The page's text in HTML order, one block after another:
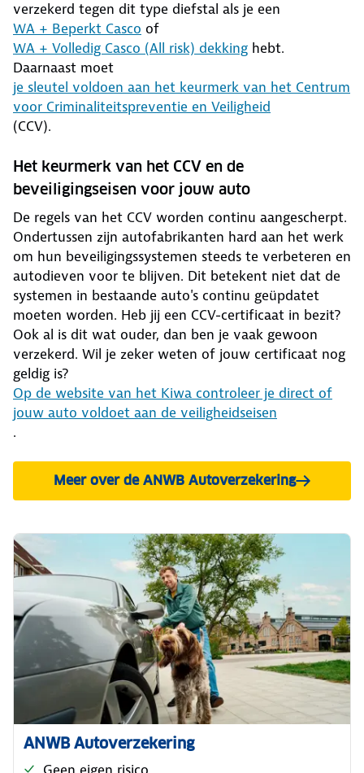
verzekerd tegen dit type diefstal als je een
WA + Beperkt Casco of
WA + Volledig Casco (All risk) dekking hebt.
Daarnaast moet
je sleutel voldoen aan het keurmerk van het Centrum
voor Criminaliteitspreventie en Veiligheid
(CCV).
Het keurmerk van het CCV en de
beveiligingseisen voor jouw auto
De regels van het CCV worden continu aangescherpt.
Ondertussen zijn autofabrikanten hard aan het werk
om hun beveiligingssystemen steeds te verbeteren en
autodieven voor te blijven. Dit betekent niet dat de
systemen in bestaande auto's continu geüpdatet
moeten worden. Heb jij een CCV-certificaat in bezit?
Ook al is dit wat ouder, dan ben je vaak gewoon
verzekerd. Wil je zeker weten of jouw certificaat nog
geldig is?
Op de website van het Kiwa controleer je direct of
jouw auto voldoet aan de veiligheidseisen
.
Meer over de ANWB Autoverzekering
en bereken je premie.
ANWB Autoverzekering
Geen eigen risico